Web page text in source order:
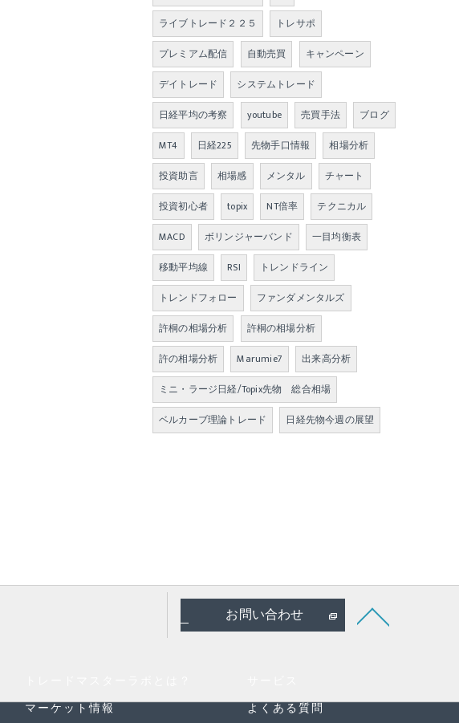
ライブトレード２２５
トレサポ
プレミアム配信
自動売買
キャンペーン
デイトレード
システムトレード
日経平均の考察
youtube 売買手法
ブログ
MT4
日経225 先物手口情報
相場分析
投資助言
相場感 メンタル
チャート
投資初心者
topix NT倍率
テクニカル
MACD
ボリンジャーバンド
一目均衡表
移動平均線
RSI
トレンドライン
トレンドフォロー
ファンダメンタルズ
許桐の相場分析
許桐の相場分析
許の相場分析
Marumie7
出来高分析
ミニ・ラージ日経/Topix先物 総合相場
ベルカーブ理論トレード
日経先物今週の展望
お問い合わせ
マーケット情報 よくある質問